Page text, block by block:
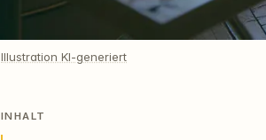
Illustration KI-generiert
INHALT